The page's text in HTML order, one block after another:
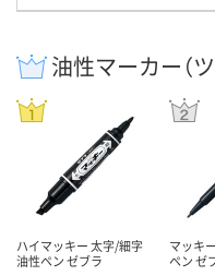
油性マーカー（
ハイマッキー 太字/細字
油性ペン ゼブラ
マッキ
ペン ゼ